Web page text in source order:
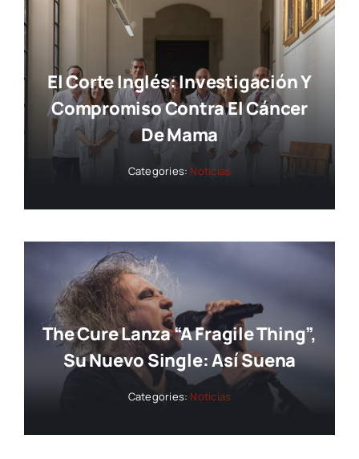
El Corte Inglés: Investigación Y
Compromiso Contra El Cáncer
De Mama
Categories: Noticias
The Cure Lanza “A Fragile Thing”,
Su Nuevo Single: Así Suena
Categories: Noticias